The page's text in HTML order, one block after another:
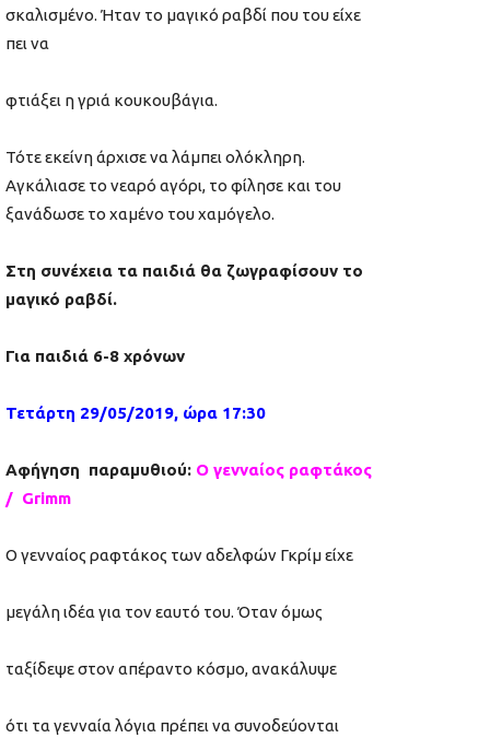
σκαλισμένο. Ήταν το μαγικό ραβδί που του είχε
πει να
φτιάξει η γριά κουκουβάγια.
Τότε εκείνη άρχισε να λάμπει ολόκληρη.
Αγκάλιασε το νεαρό αγόρι, το φίλησε και του
ξανάδωσε το χαμένο του χαμόγελο.
Στη συνέχεια τα παιδιά θα ζωγραφίσουν το
μαγικό ραβδί.
Για παιδιά 6-8 χρόνων
Τετάρτη 29/05/2019, ώρα 17:30
Αφήγηση παραμυθιού: Ο γενναίος ραφτάκος
/ Grimm
Ο γενναίος ραφτάκος των αδελφών Γκρίμ είχε
μεγάλη ιδέα για τον εαυτό του. Όταν όμως
ταξίδεψε στον απέραντο κόσμο, ανακάλυψε
ότι τα γενναία λόγια πρέπει να συνοδεύονται